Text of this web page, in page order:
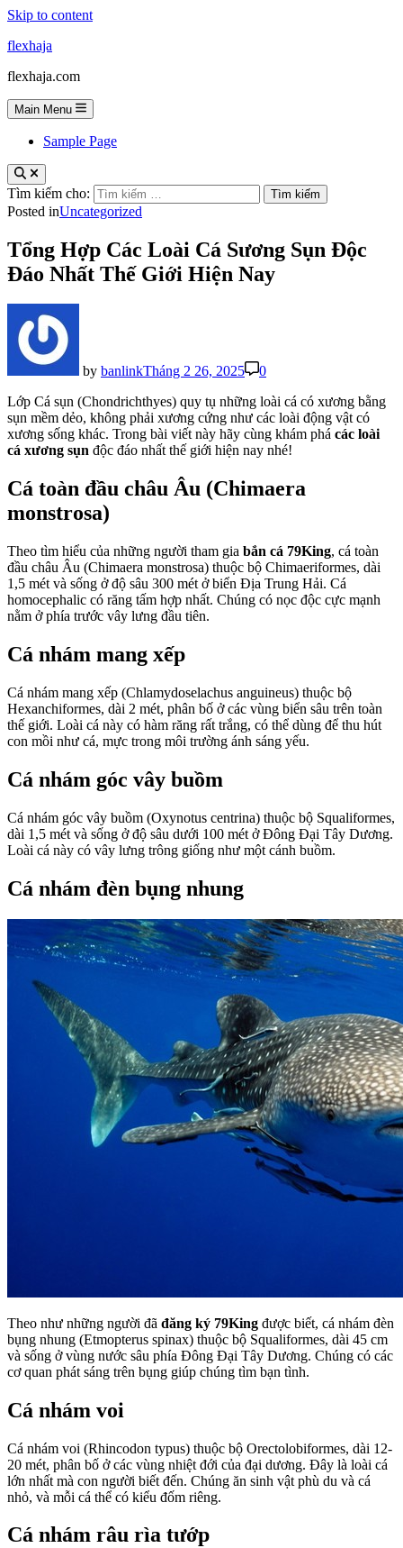
Skip to content
flexhaja
flexhaja.com
Main Menu
Sample Page
Tìm kiếm cho:
Posted inUncategorized
Tổng Hợp Các Loài Cá Sương Sụn Độc
Đáo Nhất Thế Giới Hiện Nay
by banlinkTháng 2 26, 2025
0
Lớp Cá sụn (Chondrichthyes) quy tụ những loài cá có xương bằng
sụn mềm dẻo, không phải xương cứng như các loài động vật có
xương sống khác. Trong bài viết này hãy cùng khám phá các loài
cá xương sụn độc đáo nhất thế giới hiện nay nhé!
Cá toàn đầu châu Âu (Chimaera
monstrosa)
Theo tìm hiểu của những người tham gia bắn cá 79King, cá toàn
đầu châu Âu (Chimaera monstrosa) thuộc bộ Chimaeriformes, dài
1,5 mét và sống ở độ sâu 300 mét ở biển Địa Trung Hải. Cá
homocephalic có răng tấm hợp nhất. Chúng có nọc độc cực mạnh
nằm ở phía trước vây lưng đầu tiên.
Cá nhám mang xếp
Cá nhám mang xếp (Chlamydoselachus anguineus) thuộc bộ
Hexanchiformes, dài 2 mét, phân bố ở các vùng biển sâu trên toàn
thế giới. Loài cá này có hàm răng rất trắng, có thể dùng để thu hút
con mồi như cá, mực trong môi trường ánh sáng yếu.
Cá nhám góc vây buồm
Cá nhám góc vây buồm (Oxynotus centrina) thuộc bộ Squaliformes,
dài 1,5 mét và sống ở độ sâu dưới 100 mét ở Đông Đại Tây Dương.
Loài cá này có vây lưng trông giống như một cánh buồm.
Cá nhám đèn bụng nhung
Theo như những người đã đăng ký 79King được biết, cá nhám đèn
bụng nhung (Etmopterus spinax) thuộc bộ Squaliformes, dài 45 cm
và sống ở vùng nước sâu phía Đông Đại Tây Dương. Chúng có các
cơ quan phát sáng trên bụng giúp chúng tìm bạn tình.
Cá nhám voi
Cá nhám voi (Rhincodon typus) thuộc bộ Orectolobiformes, dài 12-
20 mét, phân bố ở các vùng nhiệt đới của đại dương. Đây là loài cá
lớn nhất mà con người biết đến. Chúng ăn sinh vật phù du và cá
nhỏ, và mỗi cá thể có kiểu đốm riêng.
Cá nhám râu rìa tướp